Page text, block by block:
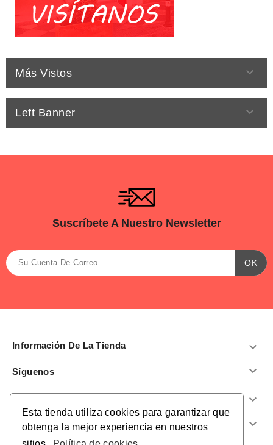
Esta tienda utiliza cookies para garantizar que
obtenga la mejor experiencia en nuestros
Más Vistos 
Left Banner 
Suscríbete A Nuestro Newsletter
Información De La Tienda 
Síguenos 

Nuestra Empresa 